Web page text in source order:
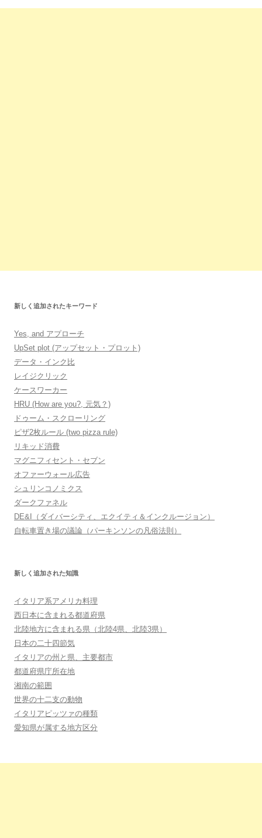
新しく追加されたキーワード
Yes, and アプローチ
UpSet plot (アップセット・プロット)
データ・インク比
レイジクリック
ケースワーカー
HRU (How are you?, 元気？)
ドゥーム・スクローリング
ピザ2枚ルール (two pizza rule)
リキッド消費
マグニフィセント・セブン
オファーウォール広告
シュリンコノミクス
ダークファネル
DE&I（ダイバーシティ、エクイティ＆インクルージョン）
自転車置き場の議論（パーキンソンの凡俗法則）
新しく追加された知識
イタリア系アメリカ料理
西日本に含まれる都道府県
北陸地方に含まれる県（北陸4県、北陸3県）
日本の二十四節気
イタリアの州と県、主要都市
都道府県庁所在地
湘南の範囲
世界の十二支の動物
イタリアピッツァの種類
愛知県が属する地方区分